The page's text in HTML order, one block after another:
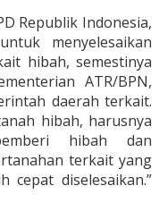
Republik Indonesia,
menyelesaikan
hibah, semestinya
ATR/BPN,
daerah terkait.
hibah, harusnya
hibah dan
terkait yang
diselesaikan.”